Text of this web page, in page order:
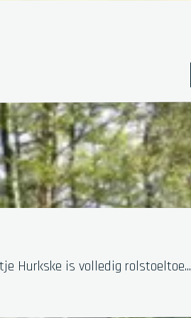
Hurkske is volledig rolstoeltoe...